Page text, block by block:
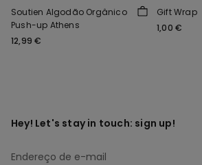
Soutien Algodão Orgânico
Push-up Athens
12,99 €
Gift Wrap
1,00 €
Hey! Let's stay in touch: sign up!